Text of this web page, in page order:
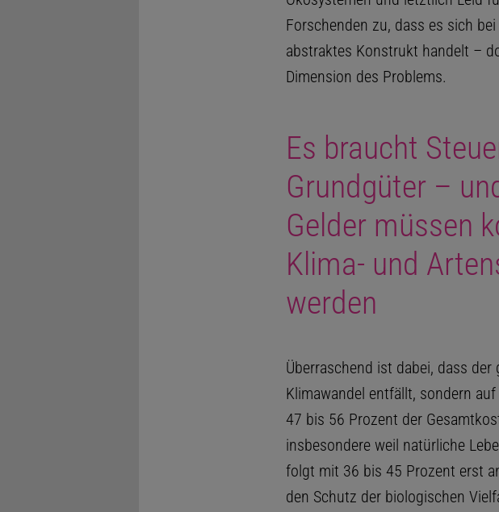
Forschenden zu, dass es sich
abstraktes Konstrukt handelt –
Dimension des Problems.
Es braucht
Grundgüter –
Gelder müssen
Klima- und
werden
Überraschend ist dabei, dass
Klimawandel entfällt, sondern
47 bis 56 Prozent der
insbesondere weil natürliche
folgt mit 36 bis 45 Prozent erst
den Schutz der biologischen